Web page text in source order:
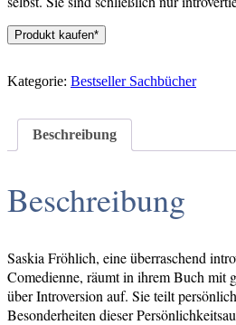
Produkt kaufen*
Kategorie: Bestseller Sachbücher
Beschreibung
Beschreibung
Saskia Fröhlich, eine überraschend
Comedienne, räumt in ihrem Buch mit
über Introversion auf. Sie teilt
Besonderheiten dieser